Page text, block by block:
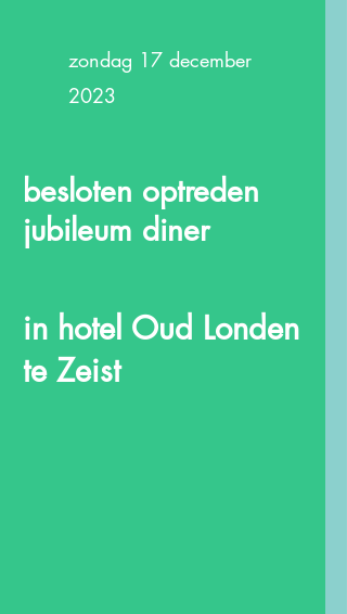
zondag 17 december
2023
besloten optreden
jubileum diner
in hotel Oud Londen
te Zeist